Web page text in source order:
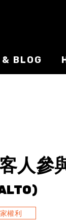
& BLOG
人參
權利